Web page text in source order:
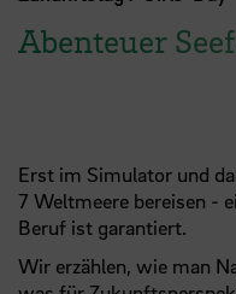
Abenteuer
Erst im Simulator und
7 Weltmeere bereisen -
Beruf ist garantiert.
Wir erzählen, wie man